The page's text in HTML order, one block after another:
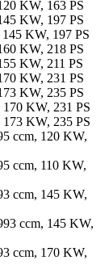
KW, 163 PS
KW, 197 PS
145 KW, 197 PS
KW, 218 PS
KW, 211 PS
KW, 231 PS
KW, 235 PS
170 KW, 231 PS
173 KW, 235 PS
ccm, 120 KW,
ccm, 110 KW,
ccm, 145 KW,
ccm, 145 KW,
ccm, 170 KW,